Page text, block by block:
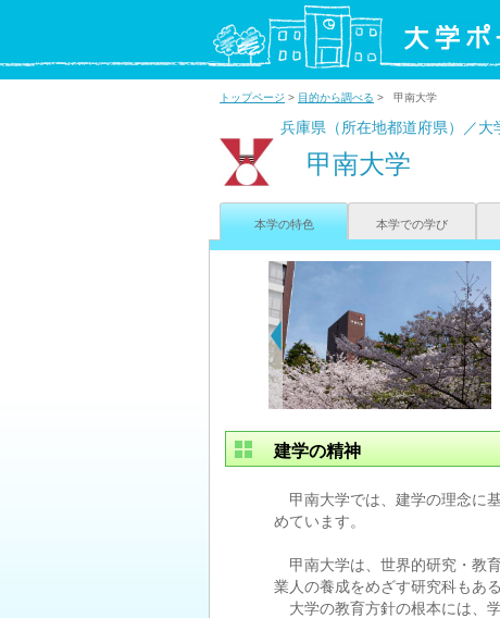
トップページ > 目的から調べる > 甲南大学
兵庫県（所在地都道府県）／大
甲南大学
本学の特色 本学での学び
建学の精神
甲南大学では、建学の理念に
めています。
甲南大学は、世界的研究・教
業人の養成をめざす研究科もあ
大学の教育方針の根本には、